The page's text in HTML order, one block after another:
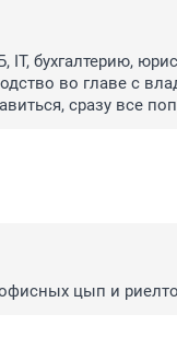
бухгалтерию,
во главе с
сразу все
цып и